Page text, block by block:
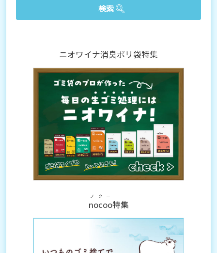
ニオワイナ消臭ポリ袋特集
nocoo
ノクー
特集